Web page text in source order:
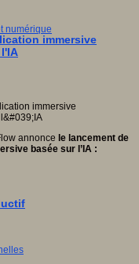
numérique
immersive
annonce le lancement de
basée sur l’IA :